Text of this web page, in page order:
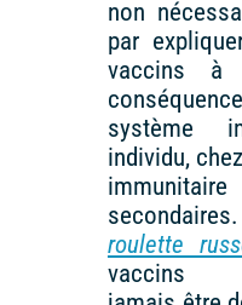
non
par
vaccins à
système
individu,
roulette